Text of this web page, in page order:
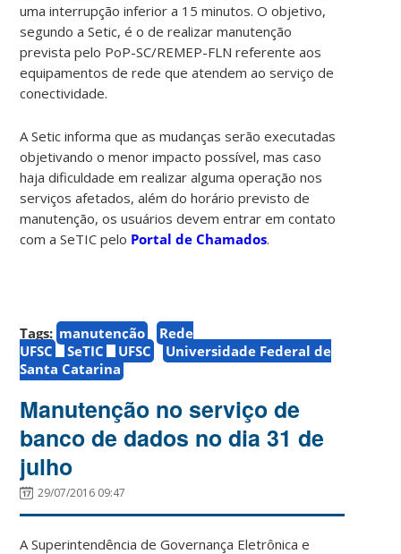
uma interrupção inferior a 15 minutos. O objetivo,
segundo a Setic, é o de realizar manutenção
prevista pelo PoP-SC/REMEP-FLN referente aos
equipamentos de rede que atendem ao serviço de
conectividade.
A Setic informa que as mudanças serão executadas
objetivando o menor impacto possível, mas caso
haja dificuldade em realizar alguma operação nos
serviços afetados, além do horário previsto de
manutenção, os usuários devem entrar em contato
com a SeTIC pelo Portal de Chamados.
Tags: manutenção
Rede
UFSC
SeTIC UFSC
Universidade Federal de
Santa Catarina
Manutenção no serviço de
banco de dados no dia 31 de
julho
29/07/2016 09:47
A Superintendência de Governança Eletrônica e